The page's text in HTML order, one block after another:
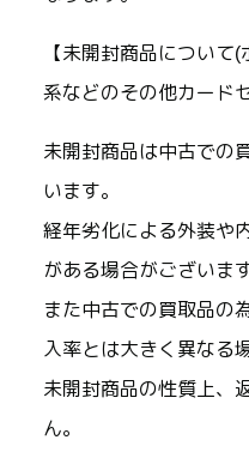
【未開封商品について
系などのその他カード
未開封商品は中古での
います。
経年劣化による外装や
がある場合がございます
また中古での買取品の
入率とは大きく異なる
未開封商品の性質上、
ん。